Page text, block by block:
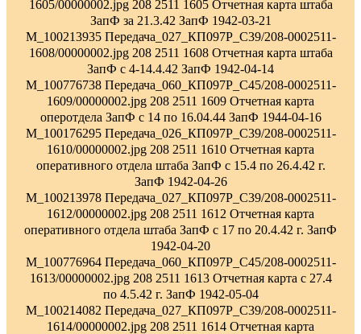
1605/00000002.jpg 208 2511 1605 Отчетная карта штаба
ЗапФ за 21.3.42 ЗапФ 1942-03-21
M_100213935 Передача_027_КП097Р_С39/208-0002511-
1608/00000002.jpg 208 2511 1608 Отчетная карта штаба
ЗапФ с 4-14.4.42 ЗапФ 1942-04-14
M_100776738 Передача_060_КП097Р_С45/208-0002511-
1609/00000002.jpg 208 2511 1609 Отчетная карта
оперотдела ЗапФ с 14 по 16.04.44 ЗапФ 1944-04-16
M_100176295 Передача_026_КП097Р_С39/208-0002511-
1610/00000002.jpg 208 2511 1610 Отчетная карта
оперативного отдела штаба ЗапФ с 15.4 по 26.4.42 г.
ЗапФ 1942-04-26
M_100213978 Передача_027_КП097Р_С39/208-0002511-
1612/00000002.jpg 208 2511 1612 Отчетная карта
оперативного отдела штаба ЗапФ с 17 по 20.4.42 г. ЗапФ
1942-04-20
M_100776964 Передача_060_КП097Р_С45/208-0002511-
1613/00000002.jpg 208 2511 1613 Отчетная карта с 27.4
по 4.5.42 г. ЗапФ 1942-05-04
M_100214082 Передача_027_КП097Р_С39/208-0002511-
1614/00000002.jpg 208 2511 1614 Отчетная карта